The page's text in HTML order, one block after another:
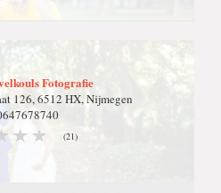
Fotografie
126, 6512 HX, Nijmegen
(21)